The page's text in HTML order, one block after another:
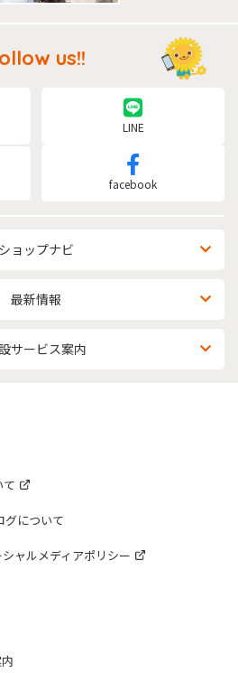
ショップナビ
最新情報
サービス案内
us!!
LINE
facebook
グについて
ャルメディアポリシー